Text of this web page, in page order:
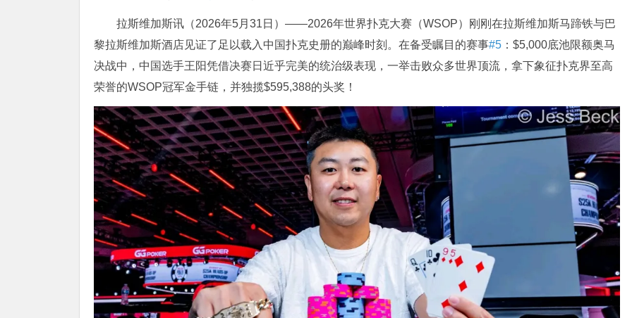
拉斯维加斯讯（2026年5月31日）——2026年世界扑克大赛（WSOP）刚刚在拉斯维加斯马蹄铁与巴
黎拉斯维加斯酒店见证了足以载入中国扑克史册的巅峰时刻。在备受瞩目的赛事#5 ：$5,000底池限额奥马
决战中，中国选手王阳凭借决赛日近乎完美的统治级表现，一举击败众多世界顶流，拿下象征扑克界至高
荣誉的WSOP冠军金手链，并独揽$595,388的头奖！